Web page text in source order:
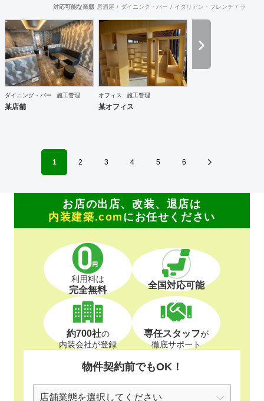
ております。 お客様に接するときも、実直に仕事と向き合う
の原点を基盤に、人に優しい住空間の創出の実現に向け、積
極的行動、目標と達成、社内外の信頼できる仲間とお互いを
高めながら、業界全体の底上げ、活性化に努め成長していき
たいと思います。
対応可能な業態 居酒屋 ダイニング・バー イタリアン・フレンチ ラーメ
ダイニング・バー 施工管理
某店舗
オフィス 施工管理
某オフィス
1 2 3 4 5 6
お店の出店、改装、退店は
内装建築.com にお任せください
利用料は
完全無料 全国対応可能
約700社の
内装会社が登録
専任スタッフが
徹底サポート
物件契約前でもOK！